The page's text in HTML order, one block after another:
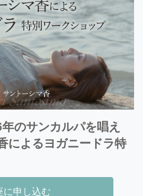
のサンカルパを唱え
によるヨガニードラ特
に申し込む